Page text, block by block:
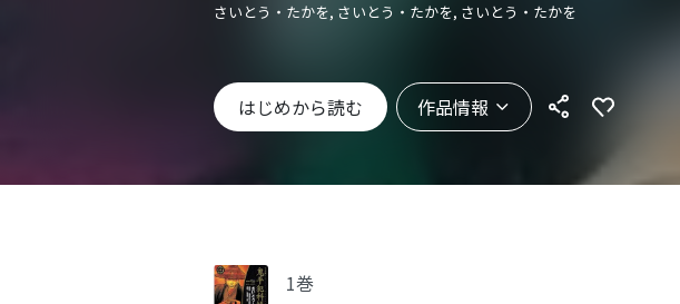
さいとう・たかを, さいとう・たかを, さいとう・たかを
はじめから読む 作品情報
1巻